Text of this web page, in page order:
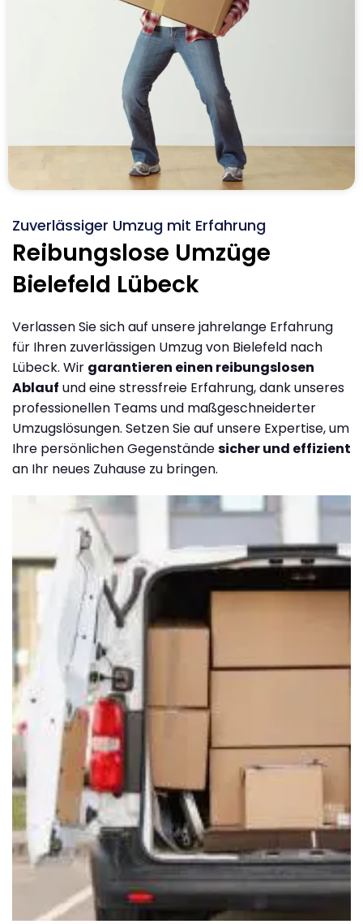
Zuverlässiger Umzug mit Erfahrung
Reibungslose Umzüge
Bielefeld Lübeck
Verlassen Sie sich auf unsere jahrelange Erfahrung
für Ihren zuverlässigen Umzug von Bielefeld nach
Lübeck. Wir garantieren einen reibungslosen
Ablauf und eine stressfreie Erfahrung, dank unseres
professionellen Teams und maßgeschneiderter
Umzugslösungen. Setzen Sie auf unsere Expertise, um
Ihre persönlichen Gegenständesicher und effizient
an Ihr neues Zuhause zu bringen.